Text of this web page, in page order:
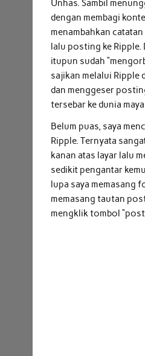
Unhas. Sambil
dengan membagi
menambahkan
lalu posting ke
itupun sudah
sajikan melalui Ripple
dan menggeser
tersebar ke dunia
Belum puas, saya
Ripple. Ternyata
kanan atas layar lalu
sedikit pengantar
lupa saya memasang
memasang tautan
mengklik tombol